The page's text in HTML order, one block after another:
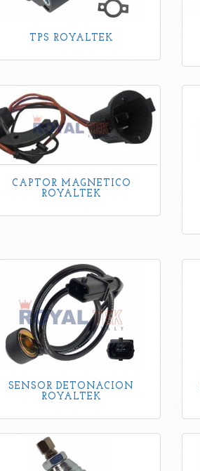
TPS ROYALTEK
CAPTOR MAGNETICO
ROYALTEK
SENSOR DETONACION
ROYALTEK